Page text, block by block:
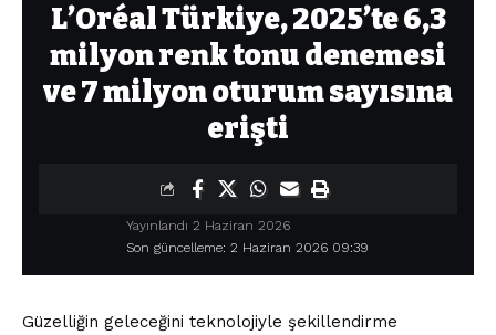
L’Oréal Türkiye, 2025’te 6,3
milyon renk tonu denemesi
ve 7 milyon oturum sayısına
erişti
Son güncelleme: 2 Haziran 2026 09:39
Yayınlandı 2 Haziran 2026
Güzelliğin geleceğini teknolojiyle şekillendirme